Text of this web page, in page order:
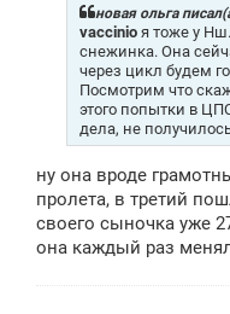
новая ольга
vaccinio я тоже у
снежинка. Она
через цикл будем
Посмотрим что
этого попытки в
дела, не
ну она вроде
пролета, в третий
своего сыночка уже
она каждый раз